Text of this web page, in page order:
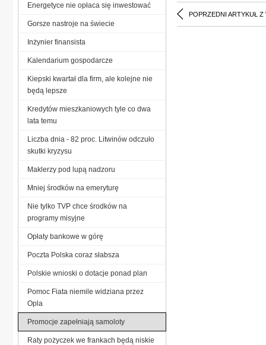
POPRZEDNI ARTYKUŁ Z
Energetyce nie opłaca się inwestować
Gorsze nastroje na świecie
Inżynier finansista
Kalendarium gospodarcze
Kiepski kwartał dla firm, ale kolejne nie
będą lepsze
Kredytów mieszkaniowych tyle co dwa
lata temu
Liczba dnia - 82 proc. Litwinów odczuło
skutki kryzysu
Maklerzy pod lupą nadzoru
Mniej środków na emeryturę
Nie tylko TVP chce środków na
programy misyjne
Opłaty bankowe w górę
Poczta Polska coraz słabsza
Polskie wnioski o dotacje ponad plan
Pomoc Fiata niemile widziana przez
Opla
Promocje zapełniają samoloty
Raty pożyczek we frankach będą niskie